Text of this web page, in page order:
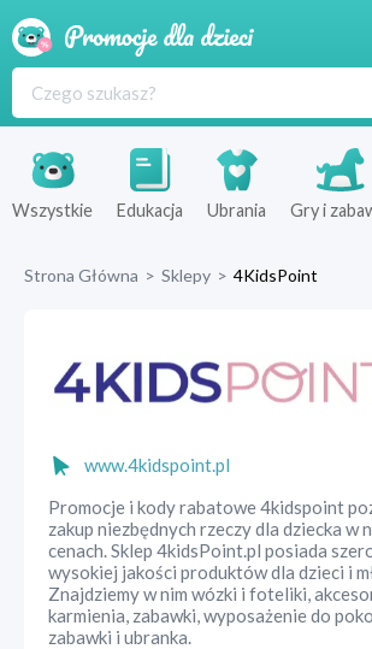
Produkty
Sklepy
Wszystkie Edukacja Ubrania Gry i
Strona Główna > Sklepy > 4KidsPoint
www.4kidspoint.pl
Promocje i kody rabatowe 4kidspoint
zakup niezbędnych rzeczy dla dziecka w
cenach. Sklep 4kidsPoint.pl posiada
wysokiej jakości produktów dla dzieci i
Znajdziemy w nim wózki i foteliki,
karmienia, zabawki, wyposażenie do
zabawki i ubranka.